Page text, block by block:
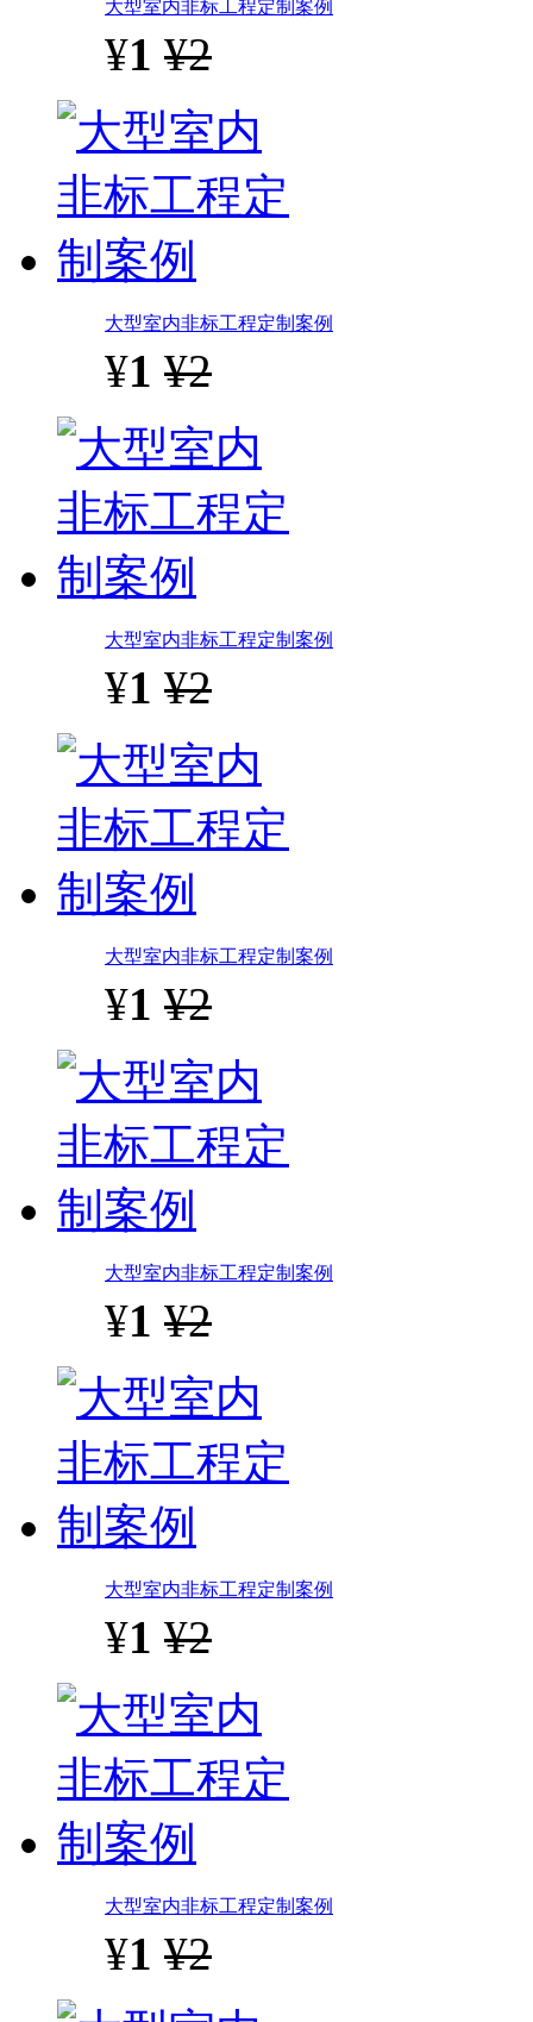
大型室内非标工程定制案例
¥1 ¥2
大型室内非标工程定制案例
¥1 ¥2
大型室内非标工程定制案例
¥1 ¥2
大型室内非标工程定制案例
¥1 ¥2
大型室内非标工程定制案例
¥1 ¥2
大型室内非标工程定制案例
¥1 ¥2
大型室内非标工程定制案例
¥1 ¥2